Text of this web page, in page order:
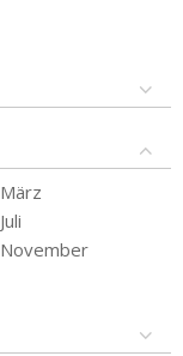
März
Juli
November